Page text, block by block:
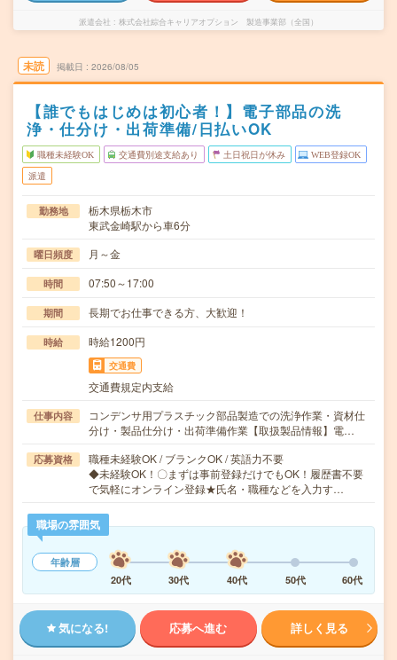
派遣会社 株式会社綜合キャリアオプション 製造事業部（全国）
未読 掲載日 2026/08/05
【誰でもはじめは初心者！】電子部品の洗
浄・仕分け・出荷準備/日払いOK
職種未経験OK 交通費別途支給あり 土日祝日が休み WEB登録OK
派遣
勤務地
栃木県栃木市
東武金崎駅から車6分
曜日頻度 月～金
時間 07:50～17:00
期間 長期でお仕事できる方、大歓迎！
時給 時給1200円
交通費
交通費規定内支給
仕事内容
コンデンサ用プラスチック部品製造での洗浄作業・資材仕
分け・製品仕分け・出荷準備作業【取扱製品情報】電…
応募資格
職種未経験OK / ブランクOK / 英語力不要
◆未経験OK！〇まずは事前登録だけでもOK！履歴書不要
で気軽にオンライン登録★氏名・職種などを入力す…
職場の雰囲気
年齢層
20代
30代 40代 50代 60代
気になる! 応募へ進む 詳しく見る